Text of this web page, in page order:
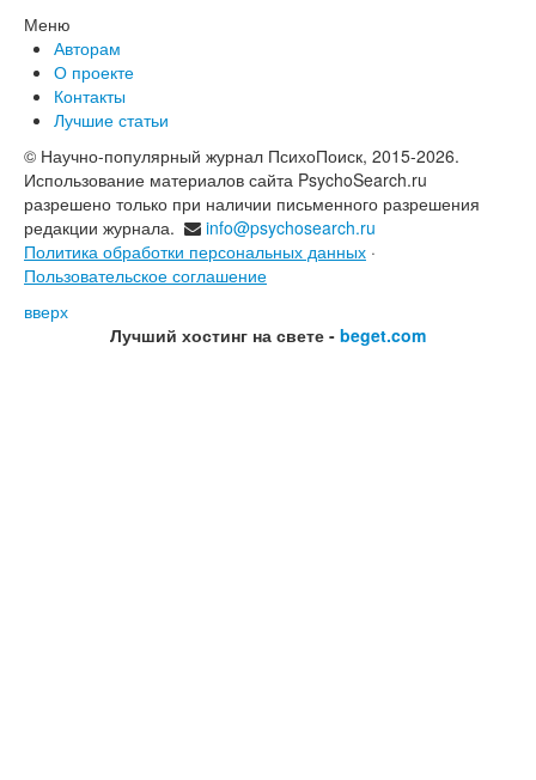
Меню
Авторам
О проекте
Контакты
Лучшие статьи
© Научно-популярный журнал ПсихоПоиск, 2015-2026.
Использование материалов сайта PsychoSearch.ru
разрешено только при наличии письменного разрешения
редакции журнала.
info@psychosearch.ru
Политика обработки персональных данных ·
Пользовательское соглашение
вверх
Лучший хостинг на свете - beget.com